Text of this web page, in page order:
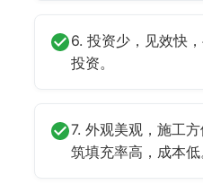
6. 投资少，见效快
投资。
7. 外观美观，施工
筑填充率高，成本低